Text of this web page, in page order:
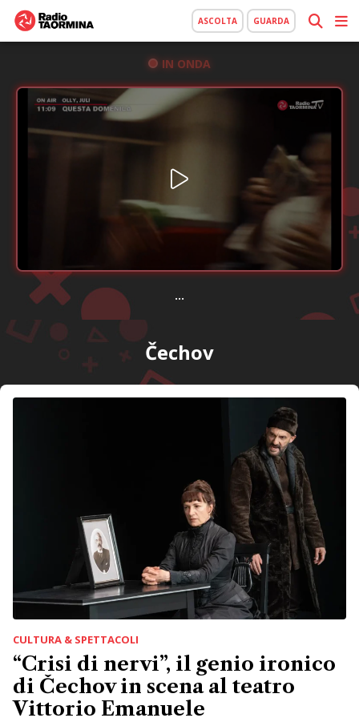
ASCOLTA GUARDA
IN ONDA
...
Čechov
CULTURA & SPETTACOLI
“Crisi di nervi”, il genio ironico
di Čechov in scena al teatro
Vittorio Emanuele